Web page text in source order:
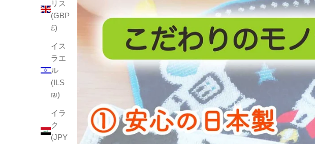
リス
(GBP
£)
イス
ラエ
ル
(ILS
₪)
イラ
ク
(JPY